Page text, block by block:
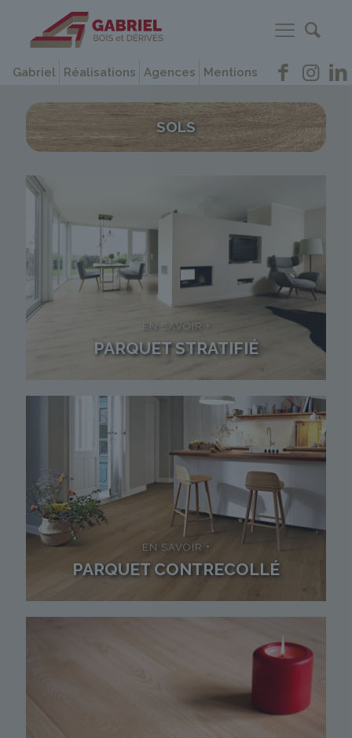
Gabriel Réalisations Agences Mentions
SOLS
EN SAVOIR +
PARQUET STRATIFIÉ
EN SAVOIR +
PARQUET CONTRECOLLÉ